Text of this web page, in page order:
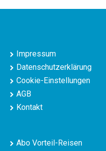
Impressum
Datenschutzerklärung
Cookie-Einstellungen
AGB
Kontakt
Abo Vorteil-Reisen